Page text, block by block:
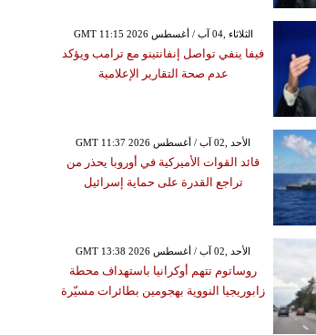
GMT 11:15 2026 الثلاثاء ,04 آب / أغسطس
فيفا ينفي تواصل إنفانتينو مع ترامب ويؤكد
عدم صحة التقارير الإعلامية
GMT 11:37 2026 الأحد ,02 آب / أغسطس
قائد القوات الأميركية في أوروبا يحذر من
تراجع القدرة على حماية إسرائيل
GMT 13:38 2026 الأحد ,02 آب / أغسطس
روساتوم تتهم أوكرانيا باستهداف محطة
زابوريجيا النووية بهجومين بطائرات مسيّرة